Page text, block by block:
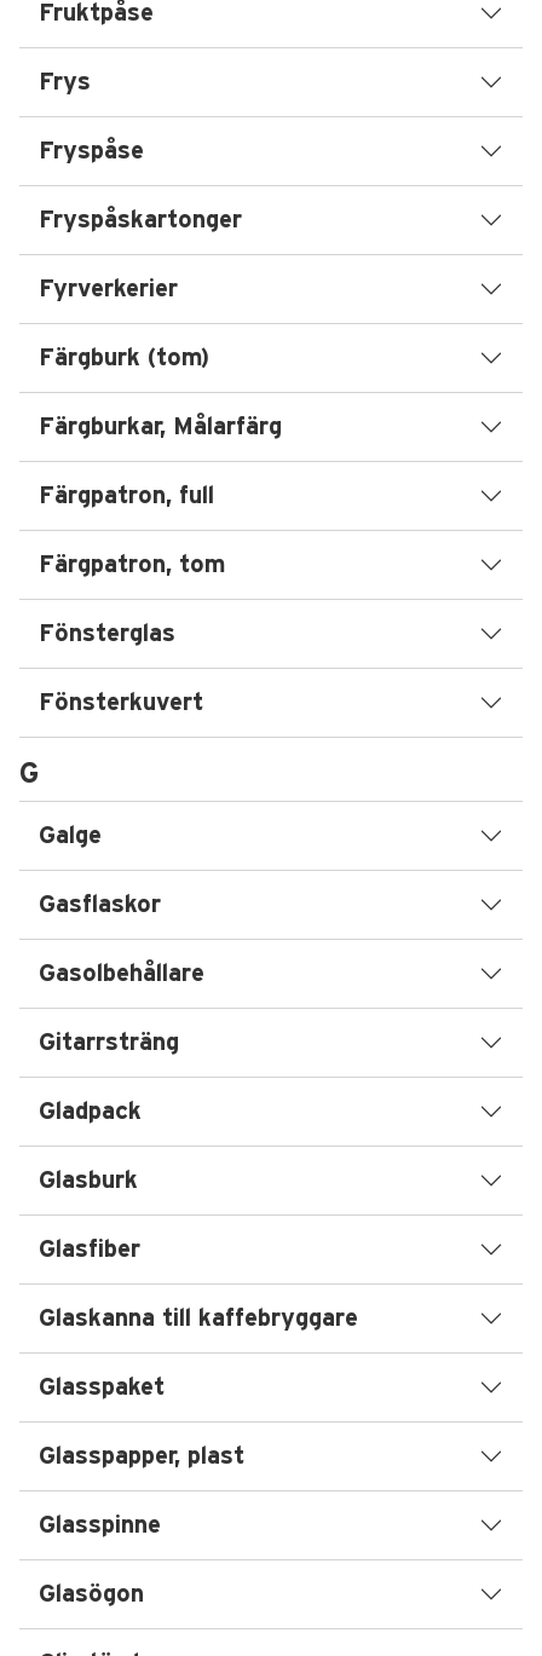
Fruktpåse
Frys
Fryspåse
Fryspåskartonger
Fyrverkerier
Färgburk (tom)
Färgburkar, Målarfärg
Färgpatron, full
Färgpatron, tom
Fönsterglas
Fönsterkuvert
G
Galge
Gasflaskor
Gasolbehållare
Gitarrsträng
Gladpack
Glasburk
Glasfiber
Glaskanna till kaffebryggare
Glasspaket
Glasspapper, plast
Glasspinne
Glasögon